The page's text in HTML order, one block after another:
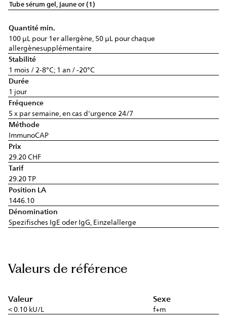
Tube sérum gel, jaune or (1)
Quantité min.
100 µL pour 1er allergène, 50 µL pour chaque
allergènesupplémentaire
Stabilité
1 mois / 2-8°C; 1 an / -20°C
Durée
1 jour
Fréquence
5 x par semaine, en cas d'urgence 24/7
Méthode
ImmunoCAP
Prix
29.20 CHF
Tarif
29.20 TP
Position LA
1446.10
Dénomination
Spezifisches IgE oder IgG, Einzelallerge
Valeurs de référence
Valeur Sexe
< 0.10 kU/L f+m